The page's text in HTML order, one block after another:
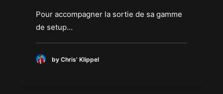
Pour accompagner la sortie de sa gamme
de setup…
by Chris' Klippel